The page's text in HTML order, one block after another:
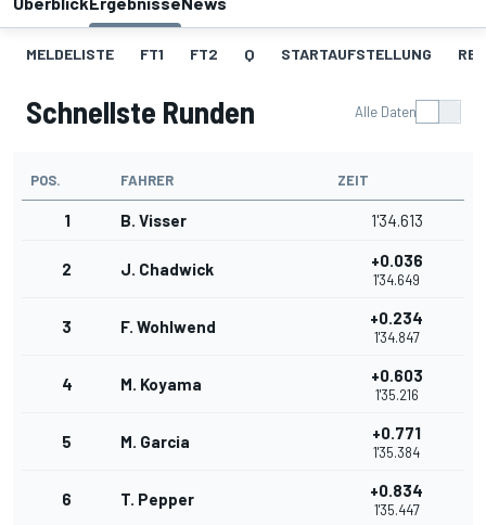
MELDELISTE FT1 FT2 Q STARTAUFSTELLUNG
Schnellste Runden Alle Daten
POS. FAHRER ZEIT
1 B. Visser 1'34.613
2 J. Chadwick +0.036
1'34.649
3 F. Wohlwend +0.234
1'34.847
4 M. Koyama +0.603
1'35.216
5 M. Garcia +0.771
1'35.384
6 T. Pepper +0.834
1'35.447